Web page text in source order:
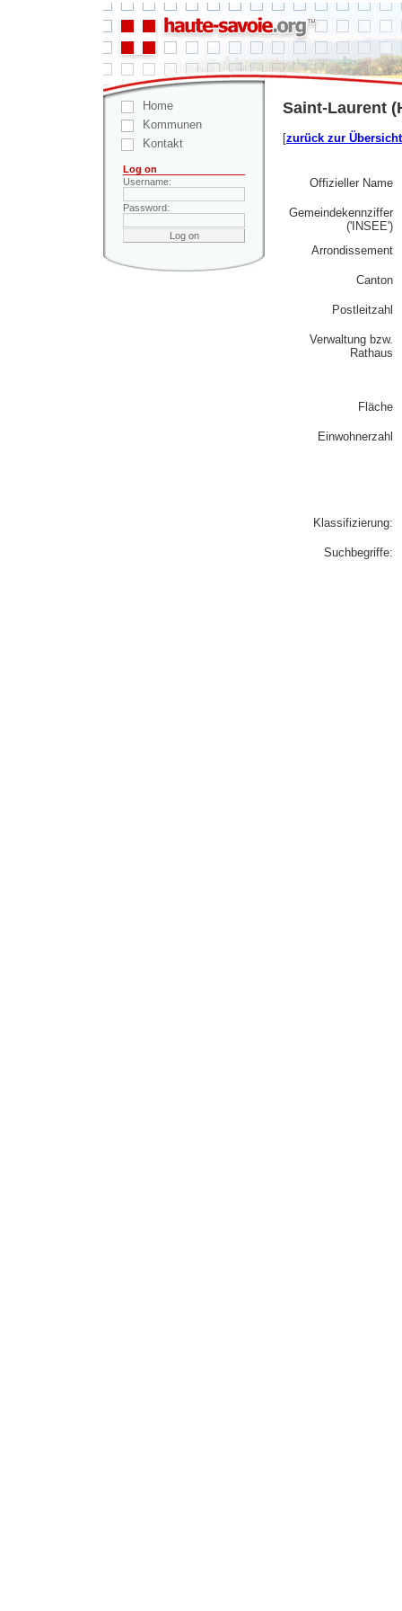
Home
Kommunen
Kontakt
Log on
Username:
Password:
Saint-Laurent
[zurück zur Übersicht
Offizieller Name
Gemeindekennziffer
('INSEE')
Arrondissement
Canton
Postleitzahl
Verwaltung bzw.
Rathaus
Fläche
Einwohnerzahl
Klassifizierung:
Suchbegriffe: